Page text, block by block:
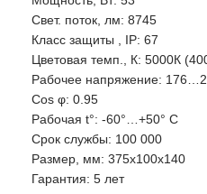
Свет. поток, лм: 8745
Класс защиты , IP: 67
Цветовая темп., К: 5000К
Рабочее напряжение:
Сos φ: 0.95
Рабочая t°: -60°…+50° С
Срок службы: 100 000
Размер, мм: 375х100х140
Гарантия: 5 лет